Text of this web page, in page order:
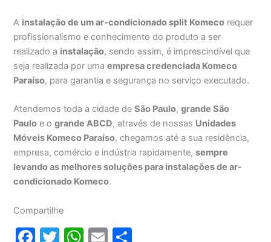
A instalação de um ar-condicionado split Komeco requer
profissionalismo e conhecimento do produto a ser
realizado a instalação, sendo assim, é imprescindível que
seja realizada por umaempresa credenciada Komeco
Paraíso, para garantia e segurança no serviço executado.
Atendemos toda a cidade deSão Paulo,grande São
Paulo e ogrande ABCD, através de nossas Unidades
Móveis Komeco Paraíso, chegamos até a sua residência,
empresa, comércio e indústria rapidamente,sempre
levando as melhores soluções para instalações de ar-
condicionado Komeco.
Compartilhe
F
T
W E